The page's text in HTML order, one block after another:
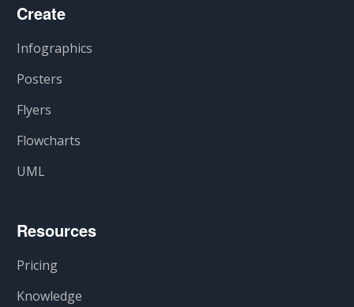
Create
Infographics
Posters
Flyers
Flowcharts
UML
Resources
Pricing
Knowledge